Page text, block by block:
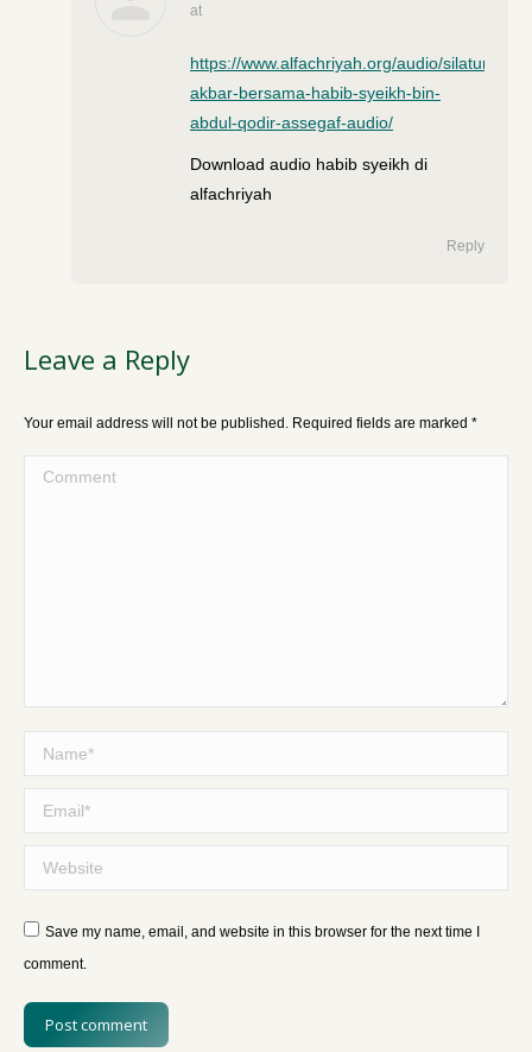
says:
at
https://www.alfachriyah.org/audio/silaturahim-
akbar-bersama-habib-syeikh-bin-
abdul-qodir-assegaf-audio/
Download audio habib syeikh di
alfachriyah
Reply
Leave a Reply
Your email address will not be published. Required fields are marked *
Comment
Name *
Email *
Website
Save my name, email, and website in this browser for the next time I
comment.
Post comment